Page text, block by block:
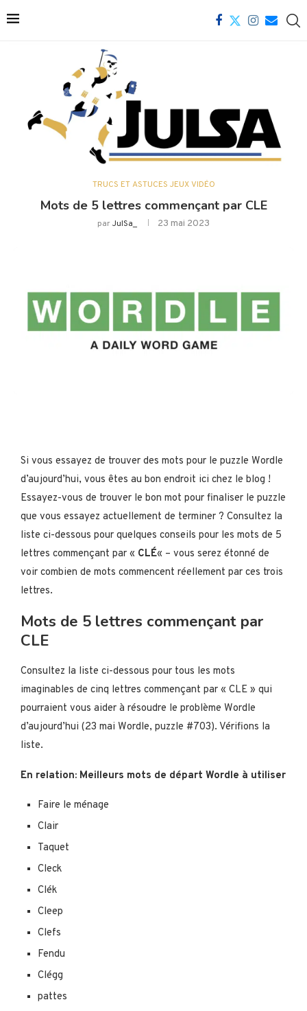
TRUCS ET ASTUCES JEUX VIDÉO
Mots de 5 lettres commençant par CLE
parJulSa_ 23 mai 2023
Si vous essayez de trouver des mots pour le puzzle Wordle
d’aujourd’hui, vous êtes au bon endroit ici chez le blog !
Essayez-vous de trouver le bon mot pour finaliser le puzzle
que vous essayez actuellement de terminer ? Consultez la
liste ci-dessous pour quelques conseils pour les mots de 5
lettres commençant par « CLÉ« – vous serez étonné de
voir combien de mots commencent réellement par ces trois
lettres.
Mots de 5 lettres commençant par
CLE
Consultez la liste ci-dessous pour tous les mots
imaginables de cinq lettres commençant par « CLE » qui
pourraient vous aider à résoudre le problème Wordle
d’aujourd’hui (23 mai Wordle, puzzle #703). Vérifions la
liste.
En relation: Meilleurs mots de départ Wordle à utiliser
Faire le ménage
Clair
Taquet
Cleck
Clék
Cleep
Clefs
Fendu
Clégg
pattes